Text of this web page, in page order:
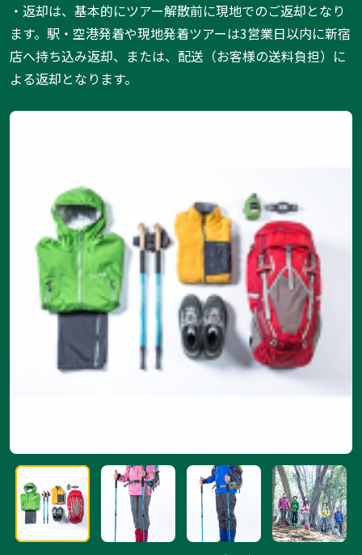
・返却は、基本的にツアー解散前に現地でのご返却となり
ます。駅・空港発着や現地発着ツアーは3営業日以内に新宿
店へ持ち込み返却、または、配送（お客様の送料負担）に
よる返却となります。